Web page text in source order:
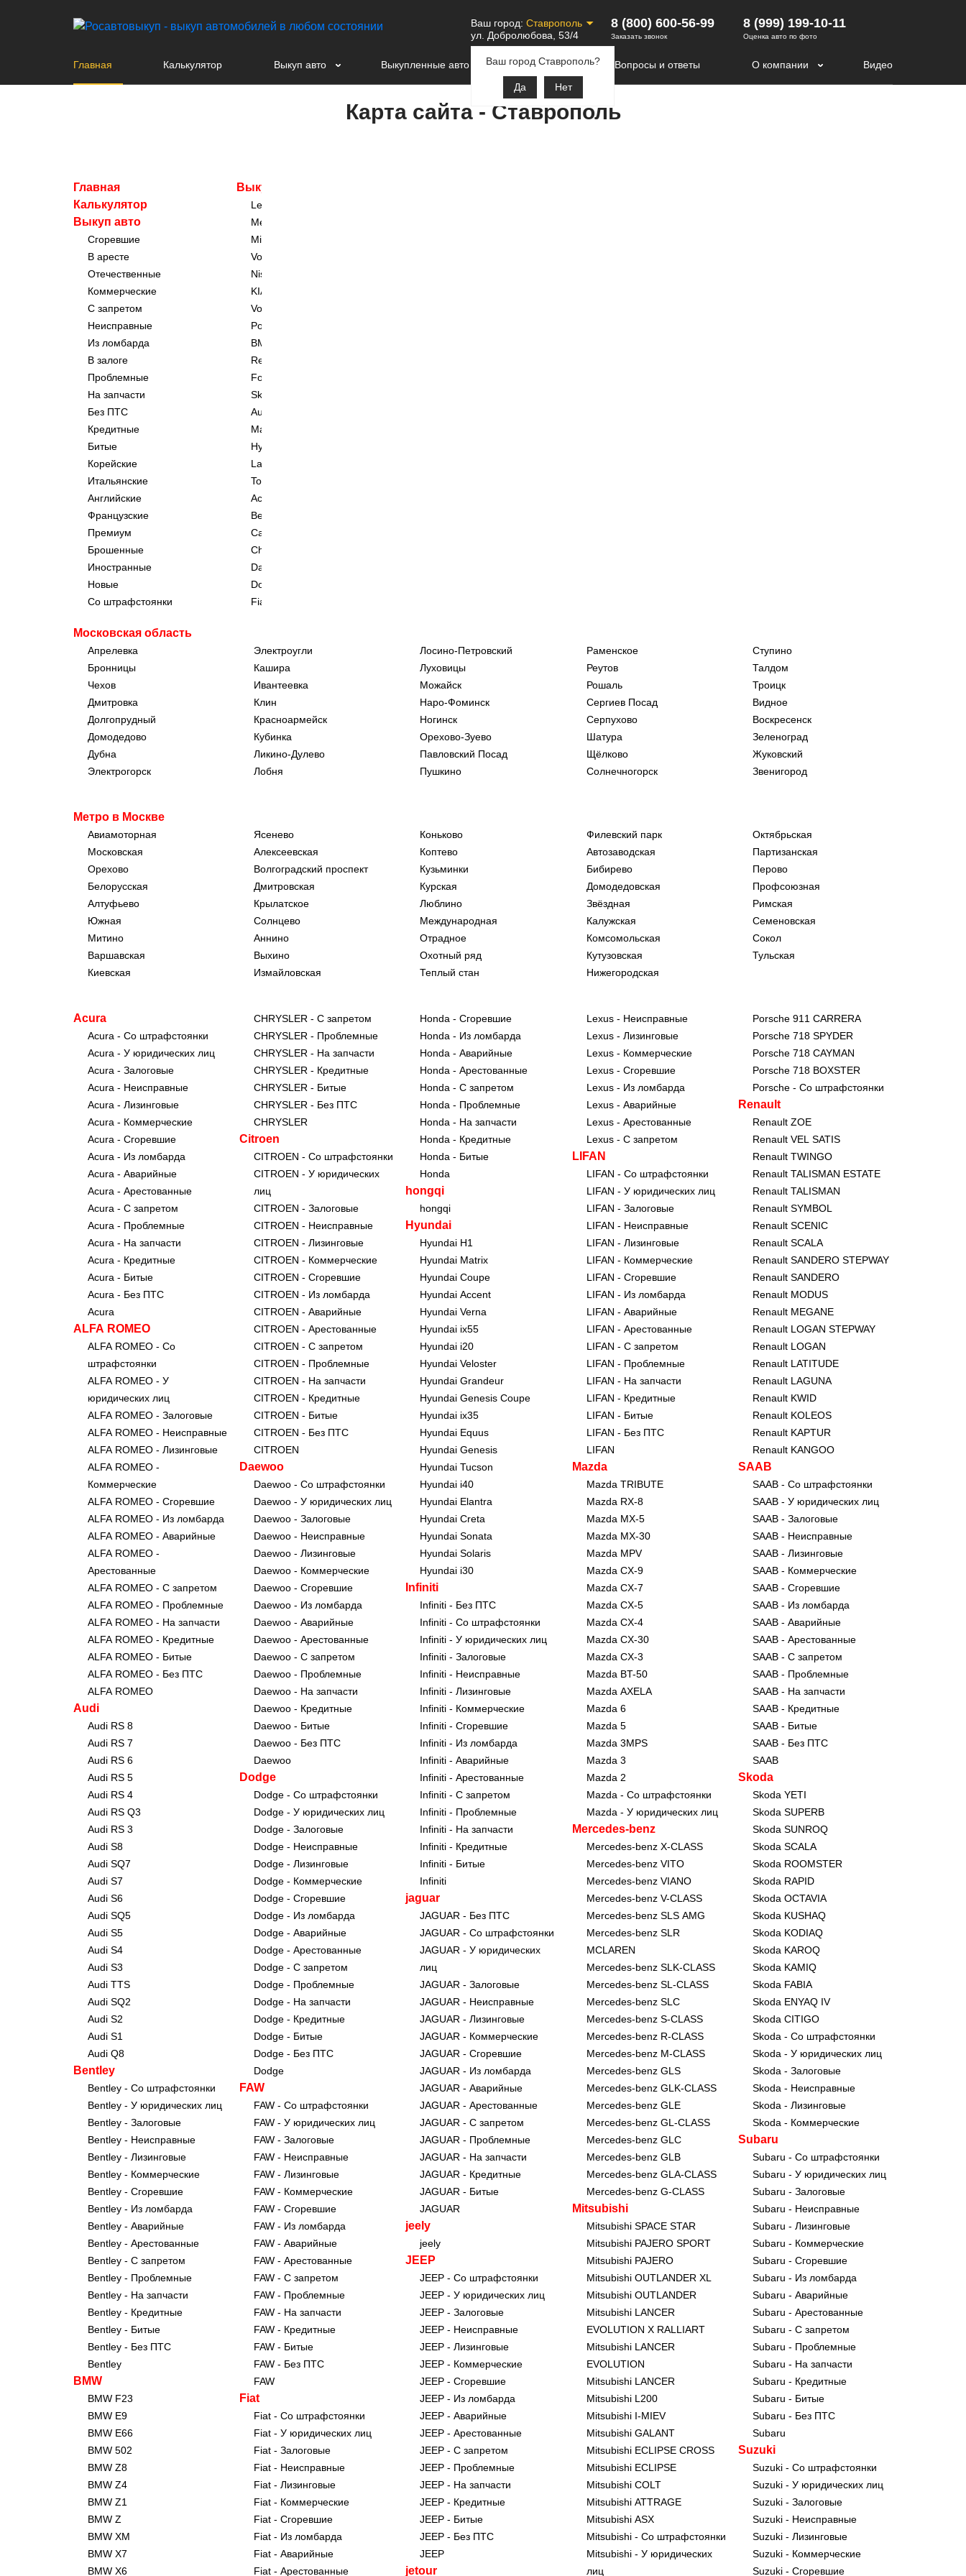
Ваш город: Ставрополь
Ваш город Ставрополь?
Да Нет
ул. Добролюбова, 53/4
8 (800) 600-56-99
Заказать звонок
8 (999) 199-10-11
Оценка авто по фото
Главная Калькулятор Выкуп авто Выкупленные авто Контакты Вопросы и ответы О компании Видео
Карта сайта - Ставрополь
Главная
Калькулятор
Выкуп авто
Сгоревшие
В аресте
Отечественные
Коммерческие
С запретом
Неисправные
Из ломбарда
В залоге
Проблемные
На запчасти
Без ПТС
Кредитные
Битые
Корейские
Итальянские
Английские
Французские
Премиум
Брошенные
Иностранные
Новые
Со штрафстоянки
В лизинге
Праворульные
По наследству
За наличные
Электромобили
Утопленные
Из каршеринга
Выкуп авто по маркам
Lexus
Mercedes-Benz
Mitsubishi
Volvo
Nissan
KIA
Volkswagen
Porsche
BMW
Renault
Ford
Skoda
Audi
Mazda
Hyundai
Lada
Toyota
Acura
Bentley
Cadillac
Chevrolet
Daewoo
Dodge
Fiat
Infiniti
Land Rover
Opel
Peugeot
Subaru
Suzuki
Alfa Romeo
Citroen
Chrysler
Jaguar
Московская область
Апрелевка
Бронницы
Чехов
Дмитровка
Долгопрудный
Домодедово
Дубна
Электрогорск
Электроугли
Кашира
Ивантеевка
Клин
Красноармейск
Кубинка
Ликино-Дулево
Лобня
Лосино-Петровский
Луховицы
Можайск
Наро-Фоминск
Ногинск
Орехово-Зуево
Павловский Посад
Пушкино
Раменское
Реутов
Рошаль
Сергиев Посад
Серпухово
Шатура
Щёлково
Солнечногорск
Ступино
Талдом
Троицк
Видное
Воскресенск
Зеленоград
Жуковский
Звенигород
Метро в Москве
Авиамоторная
Московская
Орехово
Белорусская
Алтуфьево
Южная
Митино
Варшавская
Киевская
Ясенево
Алексеевская
Волгоградский проспект
Дмитровская
Крылатское
Солнцево
Аннино
Выхино
Измайловская
Коньково
Коптево
Кузьминки
Курская
Люблино
Международная
Отрадное
Охотный ряд
Теплый стан
Филевский парк
Автозаводская
Бибирево
Домодедовская
Звёздная
Калужская
Комсомольская
Кутузовская
Нижегородская
Октябрьская
Партизанская
Перово
Профсоюзная
Римская
Семеновская
Сокол
Тульская
Acura
Acura - Со штрафстоянки
Acura - У юридических лиц
Acura - Залоговые
Acura - Неисправные
Acura - Лизинговые
Acura - Коммерческие
Acura - Сгоревшие
Acura - Из ломбарда
Acura - Аварийные
Acura - Арестованные
Acura - С запретом
Acura - Проблемные
Acura - На запчасти
Acura - Кредитные
Acura - Битые
Acura - Без ПТС
Acura
ALFA ROMEO
ALFA ROMEO - Со
штрафстоянки
ALFA ROMEO - У
юридических лиц
ALFA ROMEO - Залоговые
ALFA ROMEO - Неисправные
ALFA ROMEO - Лизинговые
ALFA ROMEO -
Коммерческие
ALFA ROMEO - Сгоревшие
ALFA ROMEO - Из ломбарда
ALFA ROMEO - Аварийные
ALFA ROMEO -
Арестованные
ALFA ROMEO - С запретом
ALFA ROMEO - Проблемные
ALFA ROMEO - На запчасти
ALFA ROMEO - Кредитные
ALFA ROMEO - Битые
ALFA ROMEO - Без ПТС
ALFA ROMEO
Audi
Audi RS 8
Audi RS 7
Audi RS 6
Audi RS 5
Audi RS 4
Audi RS Q3
Audi RS 3
Audi S8
Audi SQ7
Audi S7
Audi S6
Audi SQ5
Audi S5
Audi S4
Audi S3
Audi TTS
Audi SQ2
Audi S2
Audi S1
Audi Q8
Bentley
Bentley - Со штрафстоянки
Bentley - У юридических лиц
Bentley - Залоговые
Bentley - Неисправные
Bentley - Лизинговые
Bentley - Коммерческие
Bentley - Сгоревшие
Bentley - Из ломбарда
Bentley - Аварийные
Bentley - Арестованные
Bentley - С запретом
Bentley - Проблемные
Bentley - На запчасти
Bentley - Кредитные
Bentley - Битые
Bentley - Без ПТС
Bentley
BMW
BMW F23
BMW E9
BMW E66
BMW 502
BMW Z8
BMW Z4
BMW Z1
BMW Z
BMW XM
BMW X7
BMW X6
CHRYSLER - С запретом
CHRYSLER - Проблемные
CHRYSLER - На запчасти
CHRYSLER - Кредитные
CHRYSLER - Битые
CHRYSLER - Без ПТС
CHRYSLER
Citroen
CITROEN - Со штрафстоянки
CITROEN - У юридических
лиц
CITROEN - Залоговые
CITROEN - Неисправные
CITROEN - Лизинговые
CITROEN - Коммерческие
CITROEN - Сгоревшие
CITROEN - Из ломбарда
CITROEN - Аварийные
CITROEN - Арестованные
CITROEN - С запретом
CITROEN - Проблемные
CITROEN - На запчасти
CITROEN - Кредитные
CITROEN - Битые
CITROEN - Без ПТС
CITROEN
Daewoo
Daewoo - Со штрафстоянки
Daewoo - У юридических лиц
Daewoo - Залоговые
Daewoo - Неисправные
Daewoo - Лизинговые
Daewoo - Коммерческие
Daewoo - Сгоревшие
Daewoo - Из ломбарда
Daewoo - Аварийные
Daewoo - Арестованные
Daewoo - С запретом
Daewoo - Проблемные
Daewoo - На запчасти
Daewoo - Кредитные
Daewoo - Битые
Daewoo - Без ПТС
Daewoo
Dodge
Dodge - Со штрафстоянки
Dodge - У юридических лиц
Dodge - Залоговые
Dodge - Неисправные
Dodge - Лизинговые
Dodge - Коммерческие
Dodge - Сгоревшие
Dodge - Из ломбарда
Dodge - Аварийные
Dodge - Арестованные
Dodge - С запретом
Dodge - Проблемные
Dodge - На запчасти
Dodge - Кредитные
Dodge - Битые
Dodge - Без ПТС
Dodge
FAW
FAW - Со штрафстоянки
FAW - У юридических лиц
FAW - Залоговые
FAW - Неисправные
FAW - Лизинговые
FAW - Коммерческие
FAW - Сгоревшие
FAW - Из ломбарда
FAW - Аварийные
FAW - Арестованные
FAW - С запретом
FAW - Проблемные
FAW - На запчасти
FAW - Кредитные
FAW - Битые
FAW - Без ПТС
FAW
Fiat
Fiat - Со штрафстоянки
Fiat - У юридических лиц
Fiat - Залоговые
Fiat - Неисправные
Fiat - Лизинговые
Fiat - Коммерческие
Fiat - Сгоревшие
Fiat - Из ломбарда
Fiat - Аварийные
Fiat - Арестованные
Honda - Сгоревшие
Honda - Из ломбарда
Honda - Аварийные
Honda - Арестованные
Honda - С запретом
Honda - Проблемные
Honda - На запчасти
Honda - Кредитные
Honda - Битые
Honda
hongqi
hongqi
Hyundai
Hyundai H1
Hyundai Matrix
Hyundai Coupe
Hyundai Accent
Hyundai Verna
Hyundai ix55
Hyundai i20
Hyundai Veloster
Hyundai Grandeur
Hyundai Genesis Coupe
Hyundai ix35
Hyundai Equus
Hyundai Genesis
Hyundai Tucson
Hyundai i40
Hyundai Elantra
Hyundai Creta
Hyundai Sonata
Hyundai Solaris
Hyundai i30
Infiniti
Infiniti - Без ПТС
Infiniti - Со штрафстоянки
Infiniti - У юридических лиц
Infiniti - Залоговые
Infiniti - Неисправные
Infiniti - Лизинговые
Infiniti - Коммерческие
Infiniti - Сгоревшие
Infiniti - Из ломбарда
Infiniti - Аварийные
Infiniti - Арестованные
Infiniti - С запретом
Infiniti - Проблемные
Infiniti - На запчасти
Infiniti - Кредитные
Infiniti - Битые
Infiniti
jaguar
JAGUAR - Без ПТС
JAGUAR - Со штрафстоянки
JAGUAR - У юридических
лиц
JAGUAR - Залоговые
JAGUAR - Неисправные
JAGUAR - Лизинговые
JAGUAR - Коммерческие
JAGUAR - Сгоревшие
JAGUAR - Из ломбарда
JAGUAR - Аварийные
JAGUAR - Арестованные
JAGUAR - С запретом
JAGUAR - Проблемные
JAGUAR - На запчасти
JAGUAR - Кредитные
JAGUAR - Битые
JAGUAR
jeely
jeely
JEEP
JEEP - Со штрафстоянки
JEEP - У юридических лиц
JEEP - Залоговые
JEEP - Неисправные
JEEP - Лизинговые
JEEP - Коммерческие
JEEP - Сгоревшие
JEEP - Из ломбарда
JEEP - Аварийные
JEEP - Арестованные
JEEP - С запретом
JEEP - Проблемные
JEEP - На запчасти
JEEP - Кредитные
JEEP - Битые
JEEP - Без ПТС
JEEP
jetour
Lexus - Неисправные
Lexus - Лизинговые
Lexus - Коммерческие
Lexus - Сгоревшие
Lexus - Из ломбарда
Lexus - Аварийные
Lexus - Арестованные
Lexus - С запретом
LIFAN
LIFAN - Со штрафстоянки
LIFAN - У юридических лиц
LIFAN - Залоговые
LIFAN - Неисправные
LIFAN - Лизинговые
LIFAN - Коммерческие
LIFAN - Сгоревшие
LIFAN - Из ломбарда
LIFAN - Аварийные
LIFAN - Арестованные
LIFAN - С запретом
LIFAN - Проблемные
LIFAN - На запчасти
LIFAN - Кредитные
LIFAN - Битые
LIFAN - Без ПТС
LIFAN
Mazda
Mazda TRIBUTE
Mazda RX-8
Mazda MX-5
Mazda MX-30
Mazda MPV
Mazda CX-9
Mazda CX-7
Mazda CX-5
Mazda CX-4
Mazda CX-30
Mazda CX-3
Mazda BT-50
Mazda AXELA
Mazda 6
Mazda 5
Mazda 3MPS
Mazda 3
Mazda 2
Mazda - Со штрафстоянки
Mazda - У юридических лиц
Mercedes-benz
Mercedes-benz X-CLASS
Mercedes-benz VITO
Mercedes-benz VIANO
Mercedes-benz V-CLASS
Mercedes-benz SLS AMG
Mercedes-benz SLR
MCLAREN
Mercedes-benz SLK-CLASS
Mercedes-benz SL-CLASS
Mercedes-benz SLC
Mercedes-benz S-CLASS
Mercedes-benz R-CLASS
Mercedes-benz M-CLASS
Mercedes-benz GLS
Mercedes-benz GLK-CLASS
Mercedes-benz GLE
Mercedes-benz GL-CLASS
Mercedes-benz GLC
Mercedes-benz GLB
Mercedes-benz GLA-CLASS
Mercedes-benz G-CLASS
Mitsubishi
Mitsubishi SPACE STAR
Mitsubishi PAJERO SPORT
Mitsubishi PAJERO
Mitsubishi OUTLANDER XL
Mitsubishi OUTLANDER
Mitsubishi LANCER
EVOLUTION X RALLIART
Mitsubishi LANCER
EVOLUTION
Mitsubishi LANCER
Mitsubishi L200
Mitsubishi I-MIEV
Mitsubishi GALANT
Mitsubishi ECLIPSE CROSS
Mitsubishi ECLIPSE
Mitsubishi COLT
Mitsubishi ATTRAGE
Mitsubishi ASX
Mitsubishi - Со штрафстоянки
Mitsubishi - У юридических
лиц
Porsche 911 CARRERA
Porsche 718 SPYDER
Porsche 718 CAYMAN
Porsche 718 BOXSTER
Porsche - Со штрафстоянки
Renault
Renault ZOE
Renault VEL SATIS
Renault TWINGO
Renault TALISMAN ESTATE
Renault TALISMAN
Renault SYMBOL
Renault SCENIC
Renault SCALA
Renault SANDERO STEPWAY
Renault SANDERO
Renault MODUS
Renault MEGANE
Renault LOGAN STEPWAY
Renault LOGAN
Renault LATITUDE
Renault LAGUNA
Renault KWID
Renault KOLEOS
Renault KAPTUR
Renault KANGOO
SAAB
SAAB - Со штрафстоянки
SAAB - У юридических лиц
SAAB - Залоговые
SAAB - Неисправные
SAAB - Лизинговые
SAAB - Коммерческие
SAAB - Сгоревшие
SAAB - Из ломбарда
SAAB - Аварийные
SAAB - Арестованные
SAAB - С запретом
SAAB - Проблемные
SAAB - На запчасти
SAAB - Кредитные
SAAB - Битые
SAAB - Без ПТС
SAAB
Skoda
Skoda YETI
Skoda SUPERB
Skoda SUNROQ
Skoda SCALA
Skoda ROOMSTER
Skoda RAPID
Skoda OCTAVIA
Skoda KUSHAQ
Skoda KODIAQ
Skoda KAROQ
Skoda KAMIQ
Skoda FABIA
Skoda ENYAQ IV
Skoda CITIGO
Skoda - Со штрафстоянки
Skoda - У юридических лиц
Skoda - Залоговые
Skoda - Неисправные
Skoda - Лизинговые
Skoda - Коммерческие
Subaru
Subaru - Со штрафстоянки
Subaru - У юридических лиц
Subaru - Залоговые
Subaru - Неисправные
Subaru - Лизинговые
Subaru - Коммерческие
Subaru - Сгоревшие
Subaru - Из ломбарда
Subaru - Аварийные
Subaru - Арестованные
Subaru - С запретом
Subaru - Проблемные
Subaru - На запчасти
Subaru - Кредитные
Subaru - Битые
Subaru - Без ПТС
Subaru
Suzuki
Suzuki - Со штрафстоянки
Suzuki - У юридических лиц
Suzuki - Залоговые
Suzuki - Неисправные
Suzuki - Лизинговые
Suzuki - Коммерческие
Suzuki - Сгоревшие